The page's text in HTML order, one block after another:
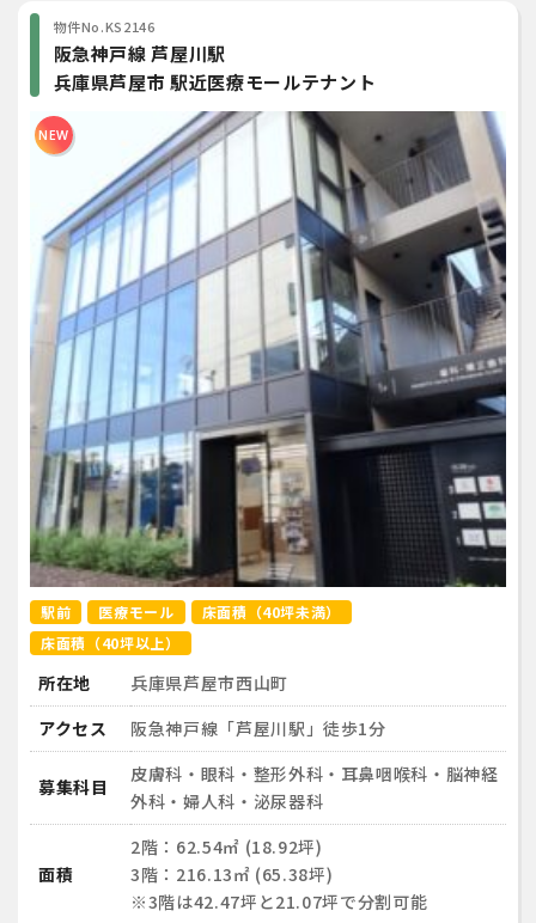
物件No.KS2146
阪急神戸線 芦屋川駅
兵庫県芦屋市 駅近医療モールテナント
NEW
駅前 医療モール
床面積（40坪未満）
床面積（40坪以上）
所在地
兵庫県芦屋市西山町
アクセス
阪急神戸線「芦屋川駅」徒歩1分
募集科目
皮膚科・眼科・整形外科・耳鼻咽喉科・脳神経
外科・婦人科・泌尿器科
面積
2階：62.54㎡ (18.92坪)
3階：216.13㎡ (65.38坪)
※3階は42.47坪と21.07坪で分割可能